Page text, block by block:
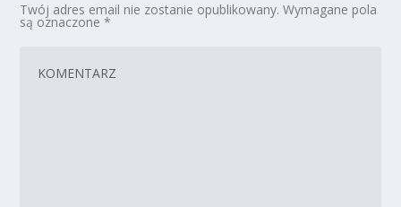
Twój adres email nie zostanie opublikowany. Wymagane pola
są oznaczone*